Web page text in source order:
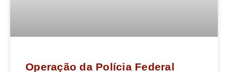
Operação da Polícia Federal